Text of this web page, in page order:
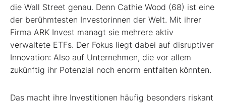
die Wall Street genau. Denn Cathie Wood (68) ist eine
der berühmtesten Investorinnen der Welt. Mit ihrer
Firma ARK Invest managt sie mehrere aktiv
verwaltete ETFs. Der Fokus liegt dabei auf disruptiver
Innovation: Also auf Unternehmen, die vor allem
zukünftig ihr Potenzial noch enorm entfalten könnten.
Das macht ihre Investitionen häufig besonders riskant